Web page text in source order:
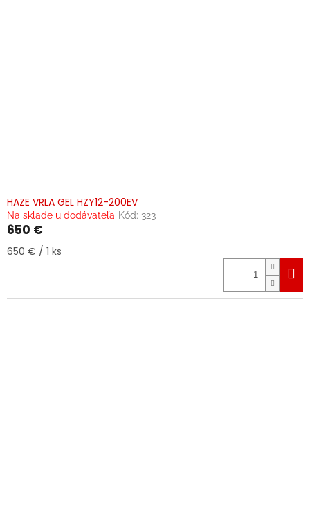
HAZE VRLA GEL HZY12-200EV
Na sklade u dodávateľa Kód: 323
650 €
Jednotková
650 € / 1 ks